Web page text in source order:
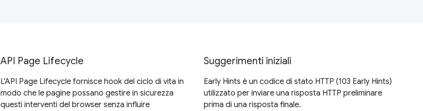
API Page Lifecycle
L'API Page Lifecycle fornisce hook del ciclo di vita in
modo che le pagine possano gestire in sicurezza
questi interventi del browser senza influire
Suggerimenti iniziali
Early Hints è un codice di stato HTTP (103 Early Hints)
utilizzato per inviare una risposta HTTP preliminare
prima di una risposta finale.